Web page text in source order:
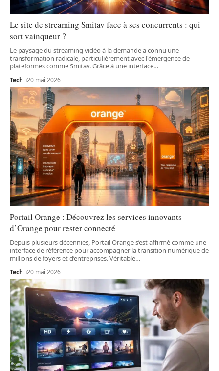
Le site de streaming Smitav face à ses concurrents : qui
sort vainqueur ?
Le paysage du streaming vidéo à la demande a connu une
transformation radicale, particulièrement avec l'émergence de
plateformes comme Smitav. Grâce à une interface…
Tech 20 mai 2026
Portail Orange : Découvrez les services innovants
d’Orange pour rester connecté
Depuis plusieurs décennies, Portail Orange s’est affirmé comme une
interface de référence pour accompagner la transition numérique de
millions de foyers et d’entreprises. Véritable…
Tech 20 mai 2026